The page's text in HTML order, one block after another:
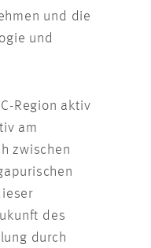
und die
und
Region aktiv
am
zwischen
des
durch